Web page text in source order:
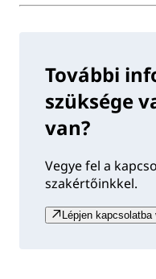
További
szüksége
van?
Vegye fel a
szakértőinkkel.
Lépjen kapcsolatba